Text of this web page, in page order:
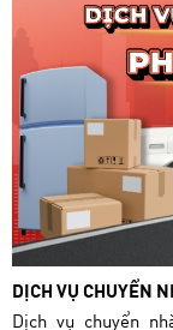
DỊCH VỤ CHUYỂN
Dịch vụ chuyển